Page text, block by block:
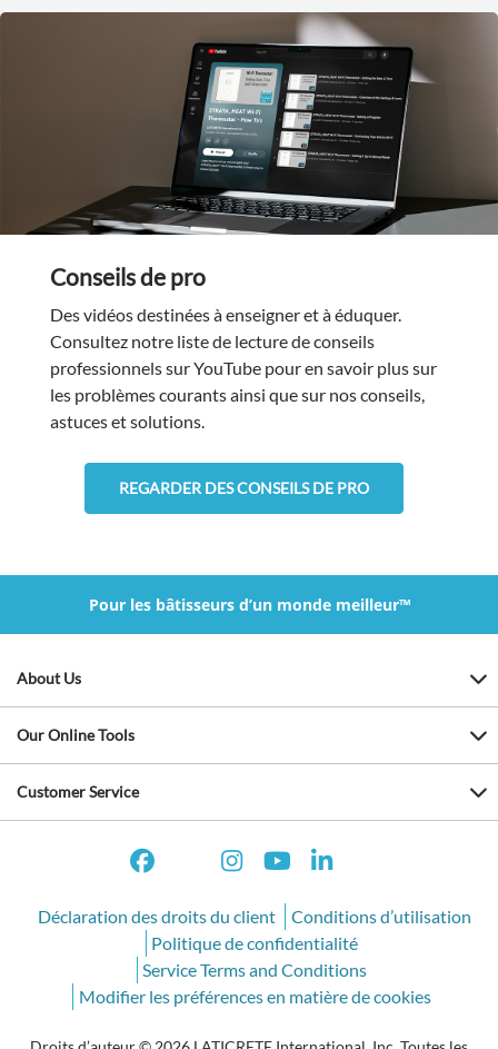
Conseils de pro
Des vidéos destinées à enseigner et à éduquer.
Consultez notre liste de lecture de conseils
professionnels sur YouTube pour en savoir plus sur
les problèmes courants ainsi que sur nos conseils,
astuces et solutions.
REGARDER DES CONSEILS DE PRO
Pour les bâtisseurs d’un monde meilleur™
About Us
Our Online Tools
Customer Service
Déclaration des droits du client
Conditions d’utilisation
Politique de confidentialité
Service Terms and Conditions
Modifier les préférences en matière de cookies